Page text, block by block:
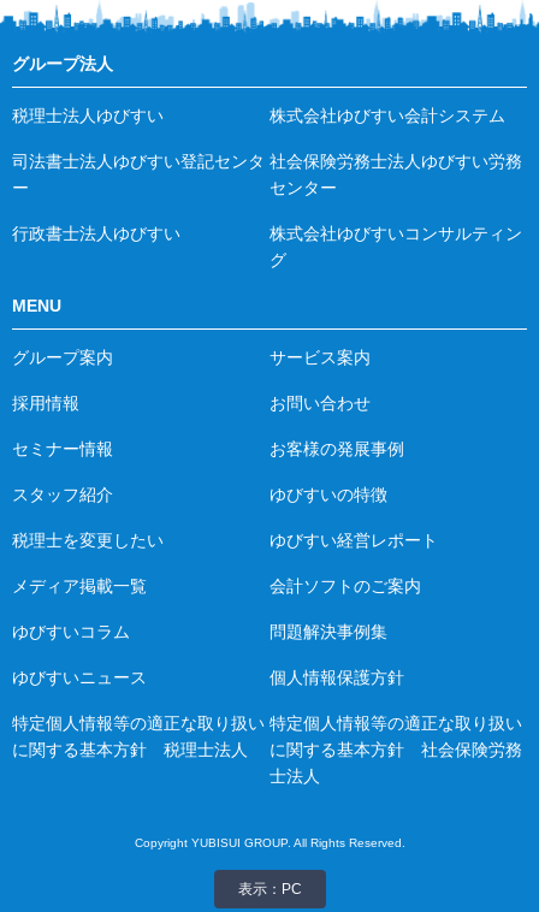
グループ法人
税理士法人ゆびすい 株式会社ゆびすい会計システム
司法書士法人ゆびすい登記センタ
ー
社会保険労務士法人ゆびすい労務
センター
行政書士法人ゆびすい
株式会社ゆびすいコンサルティン
グ
MENU
グループ案内 サービス案内
採用情報 お問い合わせ
セミナー情報 お客様の発展事例
スタッフ紹介 ゆびすいの特徴
税理士を変更したい ゆびすい経営レポート
メディア掲載一覧 会計ソフトのご案内
ゆびすいコラム 問題解決事例集
ゆびすいニュース 個人情報保護方針
特定個人情報等の適正な取り扱い
に関する基本方針 税理士法人
特定個人情報等の適正な取り扱い
に関する基本方針 社会保険労務
士法人
Copyright YUBISUI GROUP. All Rights Reserved.
表示：PC